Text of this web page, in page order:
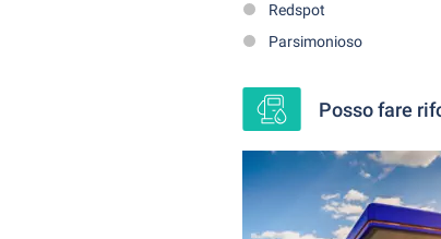
Redspot
Parsimonioso
Posso fare